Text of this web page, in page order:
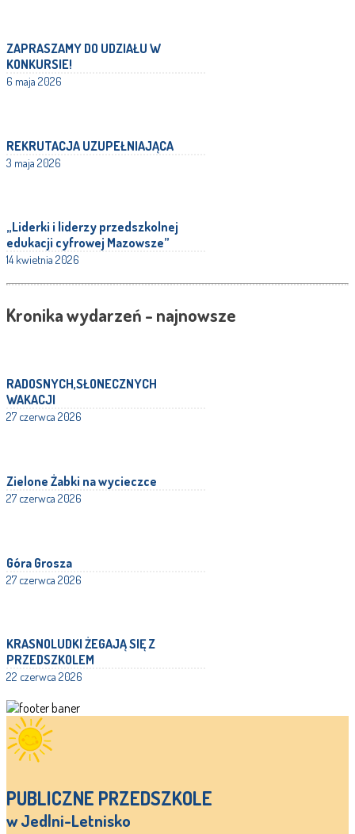
ZAPRASZAMY DO UDZIAŁU W
KONKURSIE!
6 maja 2026
REKRUTACJA UZUPEŁNIAJĄCA
3 maja 2026
„Liderki i liderzy przedszkolnej
edukacji cyfrowej Mazowsze”
14 kwietnia 2026
Kronika wydarzeń - najnowsze
RADOSNYCH,SŁONECZNYCH
WAKACJI
27 czerwca 2026
Zielone Żabki na wycieczce
27 czerwca 2026
Góra Grosza
27 czerwca 2026
KRASNOLUDKI ŻEGAJĄ SIĘ Z
PRZEDSZKOLEM
22 czerwca 2026
PUBLICZNE PRZEDSZKOLE
w Jedlni-Letnisko